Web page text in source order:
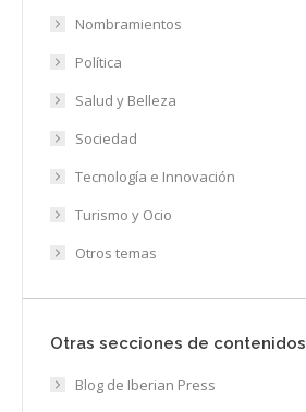
Nombramientos
Política
Salud y Belleza
Sociedad
Tecnología e Innovación
Turismo y Ocio
Otros temas
Otras secciones de contenidos
Blog de Iberian Press